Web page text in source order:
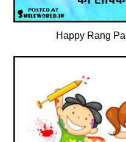
Happy Rang